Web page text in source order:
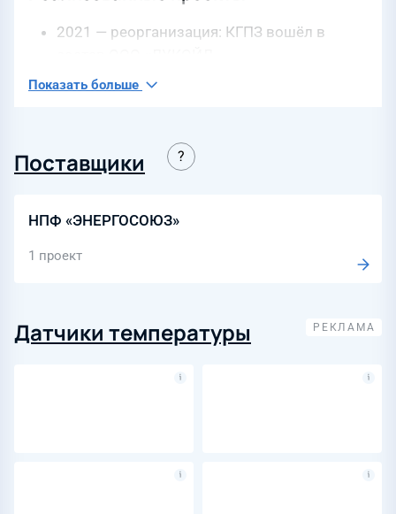
2021 — реорганизация: КГПЗ вошёл в
Волгограднефтепереработка» в статусе
контуры управления.
Показать больше
Поставщики
НПФ «ЭНЕРГОСОЮЗ»
1 проект
Датчики температуры